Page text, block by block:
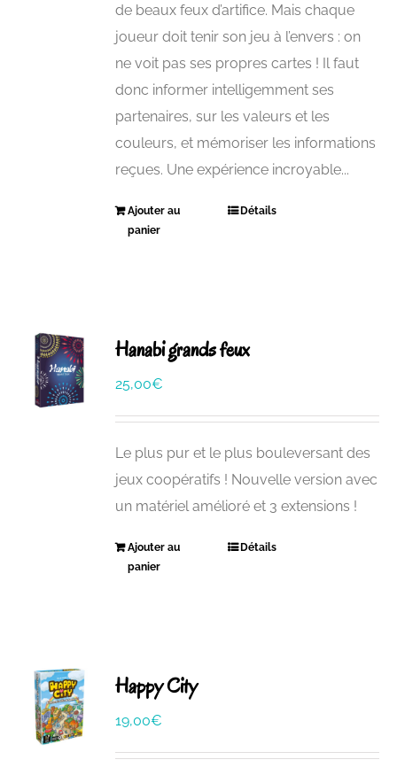
de beaux feux d’artifice. Mais chaque
joueur doit tenir son jeu à l’envers : on
ne voit pas ses propres cartes ! Il faut
donc informer intelligemment ses
partenaires, sur les valeurs et les
couleurs, et mémoriser les informations
reçues. Une expérience incroyable...
Ajouter au
panier
Détails
Hanabi grands feux
25,00€
Le plus pur et le plus bouleversant des
jeux coopératifs ! Nouvelle version avec
un matériel amélioré et 3 extensions !
Ajouter au
panier
Détails
Happy City
19,00€